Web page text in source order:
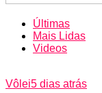
Últimas
Mais Lidas
Videos
Vôlei5 dias atrás